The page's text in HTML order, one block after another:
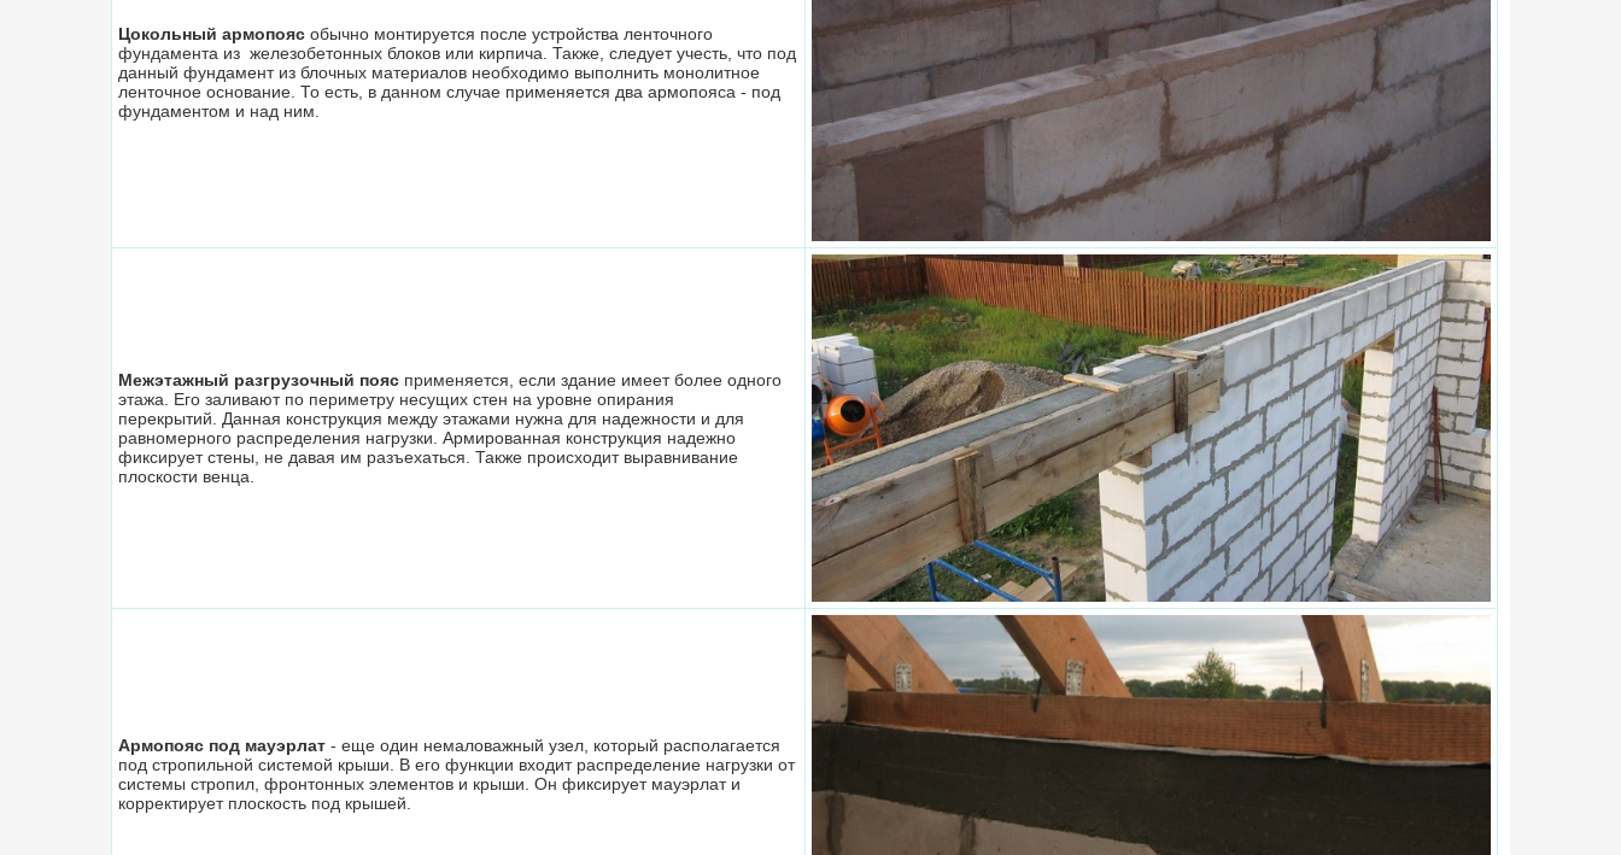
Цокольный армопояс обычно монтируется после устройства ленточного
фундамента из железобетонных блоков или кирпича. Также, следует учесть, что под
данный фундамент из блочных материалов необходимо выполнить монолитное
ленточное основание. То есть, в данном случае применяется два армопояса - под
фундаментом и над ним.
Межэтажный разгрузочный пояс применяется, если здание имеет более одного
этажа. Его заливают по периметру несущих стен на уровне опирания
перекрытий. Данная конструкция между этажами нужна для надежности и для
равномерного распределения нагрузки. Армированная конструкция надежно
фиксирует стены, не давая им разъехаться. Также происходит выравнивание
плоскости венца.
Армопояс под мауэрлат - еще один немаловажный узел, который располагается
под стропильной системой крыши. В его функции входит распределение нагрузки от
системы стропил, фронтонных элементов и крыши. Он фиксирует мауэрлат и
корректирует плоскость под крышей.